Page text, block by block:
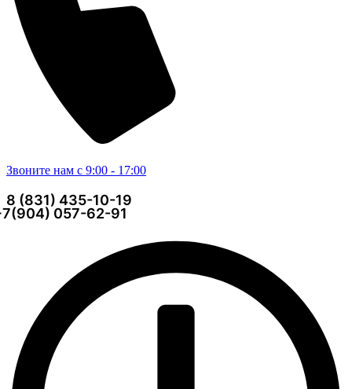
Звоните нам с 9:00 - 17:00
8 (831) 435-10-19
057-62-91